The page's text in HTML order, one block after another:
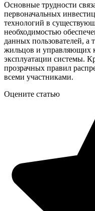
Основные трудности
первоначальных
технологий в
необходимостью
данных пользователей, а
жильцов и управляющих
эксплуатации системы.
прозрачных правил
всеми участниками.
Оцените статью